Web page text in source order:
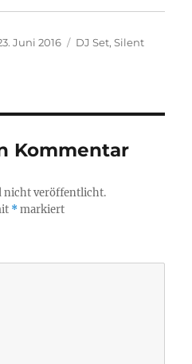
Juni 2016 Kategorien
DJ Set,Silent
Kommentar
nicht veröffentlicht.
*markiert